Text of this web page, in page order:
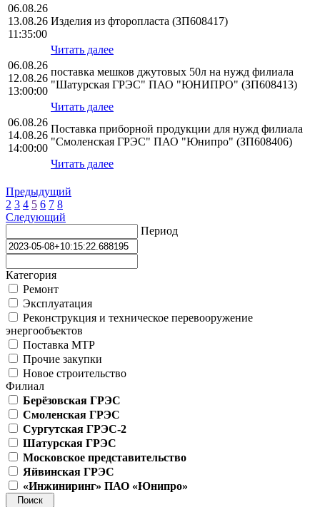
06.08.26
13.08.26
11:35:00
Изделия из фторопласта (ЗП608417)
Читать далее
06.08.26
12.08.26
13:00:00
поставка мешков джутовых 50л на нужд филиала
"Шатурская ГРЭС" ПАО "ЮНИПРО" (ЗП608413)
Читать далее
06.08.26
14.08.26
14:00:00
Поставка приборной продукции для нужд филиала
"Смоленская ГРЭС" ПАО "Юнипро" (ЗП608406)
Читать далее
Предыдущий
2 3 4 5 6 7 8
Следующий
Период
Категория
Ремонт
Эксплуатация
Реконструкция и техническое перевооружение
энергообъектов
Поставка МТР
Прочие закупки
Новое строительство
Филиал
Берёзовская ГРЭС
Смоленская ГРЭС
Сургутская ГРЭС-2
Шатурская ГРЭС
Московское представительство
Яйвинская ГРЭС
«Инжиниринг» ПАО «Юнипро»